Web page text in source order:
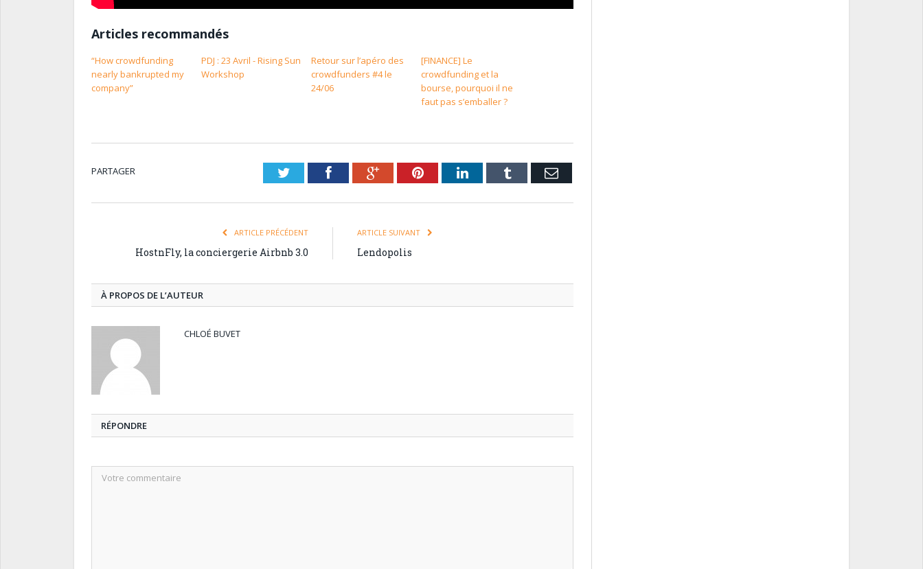
Articles recommandés
“How crowdfunding
nearly bankrupted my
company”
PDJ : 23 Avril - Rising Sun
Workshop
Retour sur l’apéro des
crowdfunders #4 le
24/06
[FINANCE] Le
crowdfunding et la
bourse, pourquoi il ne
faut pas s’emballer ?
PARTAGER TwitterFacebookGoogle+PinterestLinkedInTumblr Email
ARTICLE PRÉCÉDENT
HostnFly, la conciergerie Airbnb 3.0
ARTICLE SUIVANT
Lendopolis
À PROPOS DE L’AUTEUR
CHLOÉ BUVET
RÉPONDRE